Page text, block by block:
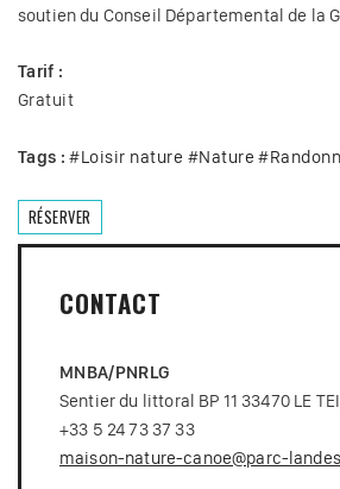
soutien du Conseil Départemental de la
Tarif :
Gratuit
Tags : #Loisir nature #Nature #
RÉSERVER
CONTACT
MNBA/PNRLG
Sentier du littoral BP 11 33470 LE
+33 5 24 73 37 33
maison-nature-canoe@parc-